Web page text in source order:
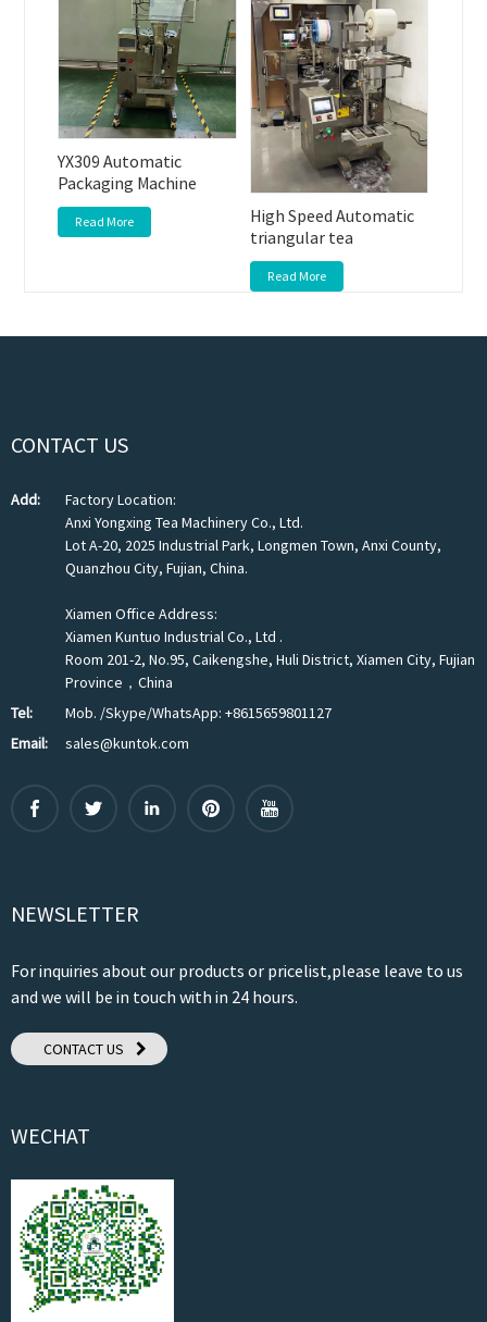
YX309 Automatic
Packaging Machine
Read More
High Speed Automatic
triangular tea
Read More
CONTACT US
Add:
Factory Location:
Anxi Yongxing Tea Machinery Co., Ltd.
Lot A-20, 2025 Industrial Park, Longmen Town, Anxi County,
Quanzhou City, Fujian, China.
Xiamen Office Address:
Xiamen Kuntuo Industrial Co., Ltd .
Room 201-2, No.95, Caikengshe, Huli District, Xiamen City, Fujian
Province，China
Tel:
Mob. /Skype/WhatsApp: +8615659801127
Email:
sales@kuntok.com
NEWSLETTER
For inquiries about our products or pricelist,please leave to us
and we will be in touch with in 24 hours.
CONTACT US
WECHAT